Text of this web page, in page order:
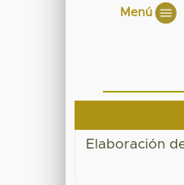
Menú
Elaboración